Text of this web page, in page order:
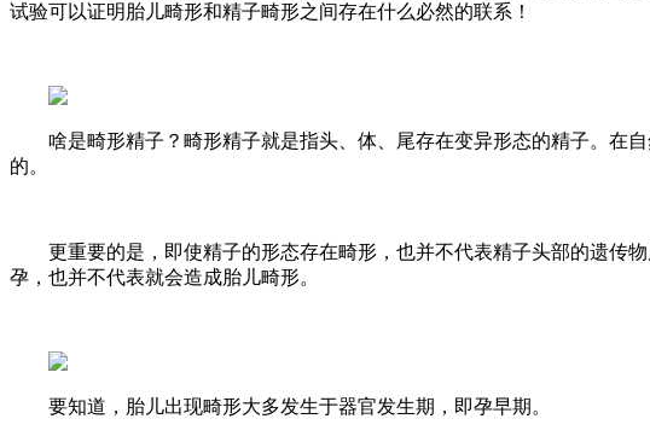
试验可以证明胎儿畸形和精子畸形之间存在什么必然的联系！
啥是畸形精子？畸形精子就是指头、体、尾存在变异形态的精子。在
的。
更重要的是，即使精子的形态存在畸形，也并不代表精子头部的遗传
孕，也并不代表就会造成胎儿畸形。
要知道，胎儿出现畸形大多发生于器官发生期，即孕早期。